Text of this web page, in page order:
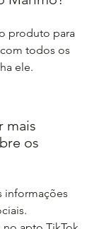
produto para
todos os
ele.
mais
os
informações